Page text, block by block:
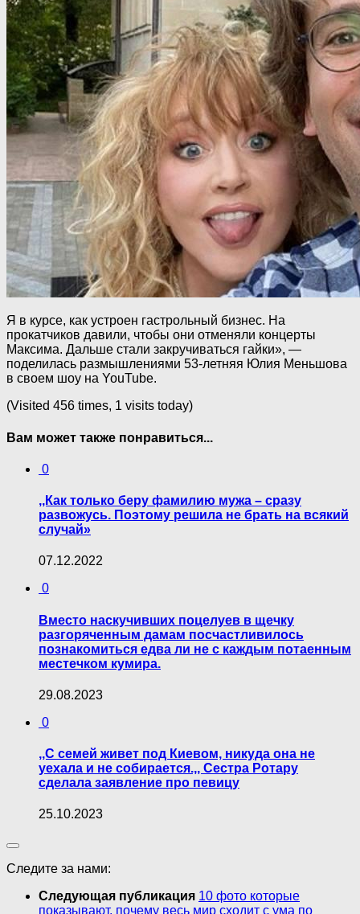
Я в курсе, как устроен гастрольный бизнес. На
прокатчиков давили, чтобы они отменяли концерты
Максима. Дальше стали закручиваться гайки», —
поделилась размышлениями 53-летняя Юлия Меньшова
в своем шоу на YouTube.
(Visited 456 times, 1 visits today)
Вам может также понравиться...
0
,,Как только беру фамилию мужа – сразу
развожусь. Поэтому решила не брать на всякий
случай»
07.12.2022
0
Вместо наскучивших поцелуев в щечку
разгоряченным дамам посчастливилось
познакомиться едва ли не с каждым потаенным
местечком кумира.
29.08.2023
0
,,С семей живет под Киевом, никуда она не
уехала и не собирается.,, Сестра Ротару
сделала заявление про певицу
25.10.2023
Следите за нами:
Следующая публикация 10 фото которые
показывают, почему весь мир сходит с ума по